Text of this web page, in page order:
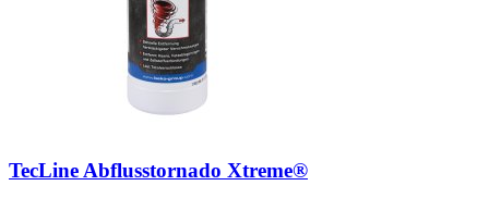
TecLine Abflusstornado Xtreme®